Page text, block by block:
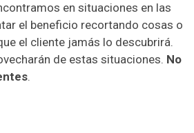
en situaciones en las
el beneficio recortando cosas o
el cliente jamás lo descubrirá.
de estas situaciones. No
.